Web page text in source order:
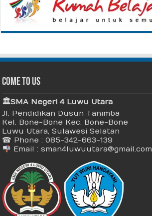
Come To Us
🏛 SMA Negeri 4 Luwu Utara
Jl. Pendidikan Dusun Tanimba
Kel. Bone-Bone Kec. Bone-Bone
Luwu Utara, Sulawesi Selatan
☎ Phone : 085-342-663-139
Email : sman4luwuutara@gmail.com